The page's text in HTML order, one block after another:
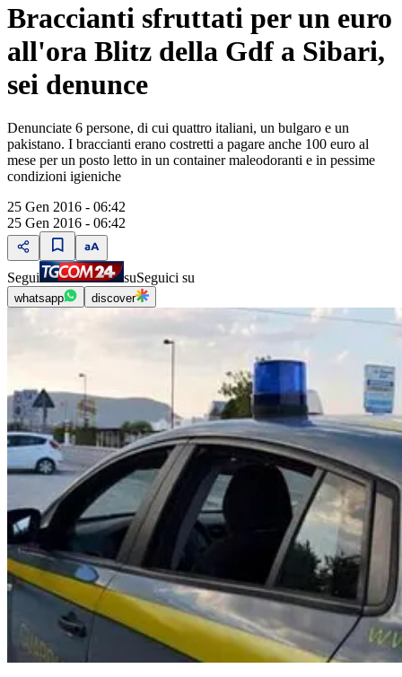
Braccianti sfruttati per un euro
all'ora Blitz della Gdf a Sibari,
sei denunce
Denunciate 6 persone, di cui quattro italiani, un bulgaro e un
pakistano. I braccianti erano costretti a pagare anche 100 euro al
mese per un posto letto in un container maleodoranti e in pessime
condizioni igieniche
25 Gen 2016 - 06:42
25 Gen 2016 - 06:42
Segui suSeguici su
whatsapp discover